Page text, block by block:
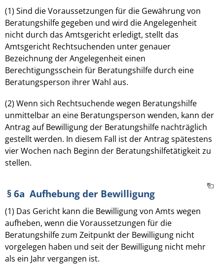
(1) Sind die Voraussetzungen für die Gewährung von
Beratungshilfe gegeben und wird die Angelegenheit
nicht durch das Amtsgericht erledigt, stellt das
Amtsgericht Rechtsuchenden unter genauer
Bezeichnung der Angelegenheit einen
Berechtigungsschein für Beratungshilfe durch eine
Beratungsperson ihrer Wahl aus.
(2) Wenn sich Rechtsuchende wegen Beratungshilfe
unmittelbar an eine Beratungsperson wenden, kann der
Antrag auf Bewilligung der Beratungshilfe nachträglich
gestellt werden. In diesem Fall ist der Antrag spätestens
vier Wochen nach Beginn der Beratungshilfetätigkeit zu
stellen.
§ 6a Aufhebung der Bewilligung
(1) Das Gericht kann die Bewilligung von Amts wegen
aufheben, wenn die Voraussetzungen für die
Beratungshilfe zum Zeitpunkt der Bewilligung nicht
vorgelegen haben und seit der Bewilligung nicht mehr
als ein Jahr vergangen ist.